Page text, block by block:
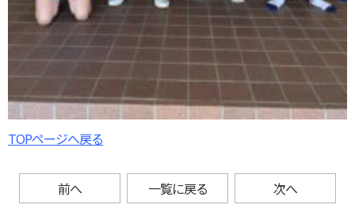
TOPページへ戻る
前へ 一覧に戻る 次へ